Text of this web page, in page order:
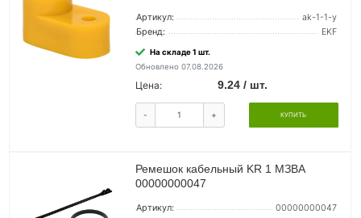
Артикул:
ak-1-1-y
Бренд:
EKF
На складе 1 шт.
Обновлено 07.08.2026
Цена: 9.24 / шт.
- + КУПИТЬ
Ремешок кабельный KR 1 МЗВА
00000000047
Артикул:
00000000047